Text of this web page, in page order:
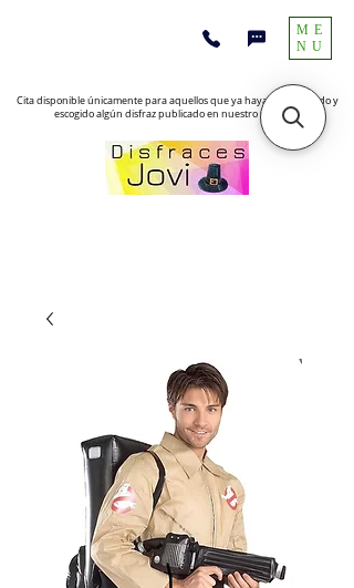
Cita disponible únicamente para aquellos que ya hayan encontrado y
escogido algún disfraz publicado en nuestro sitio web
ME
NU